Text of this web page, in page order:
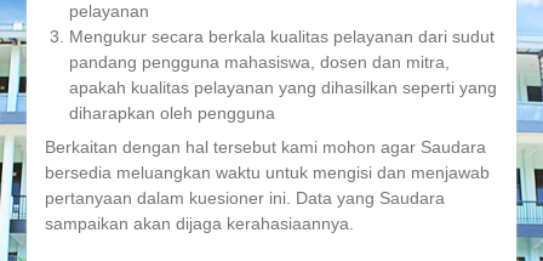
pelayanan
Mengukur secara berkala kualitas pelayanan dari sudut
pandang pengguna mahasiswa, dosen dan mitra,
apakah kualitas pelayanan yang dihasilkan seperti yang
diharapkan oleh pengguna
Berkaitan dengan hal tersebut kami mohon agar Saudara
bersedia meluangkan waktu untuk mengisi dan menjawab
pertanyaan dalam kuesioner ini. Data yang Saudara
sampaikan akan dijaga kerahasiaannya.